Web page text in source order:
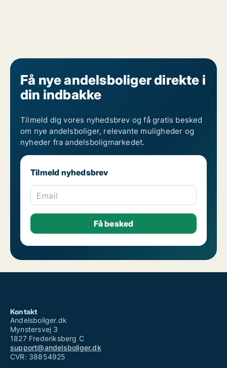
Få nye andelsboliger direkte i
din indbakke
Tilmeld dig vores nyhedsbrev og få gratis besked
om nye andelsboliger, relevante muligheder og
nyheder fra andelsboligmarkedet.
Tilmeld nyhedsbrev
Email
Kontakt
Andelsboliger.dk
Mynstersvej 3
1827 Frederiksberg C
support@andelsboliger.dk
CVR: 38854925